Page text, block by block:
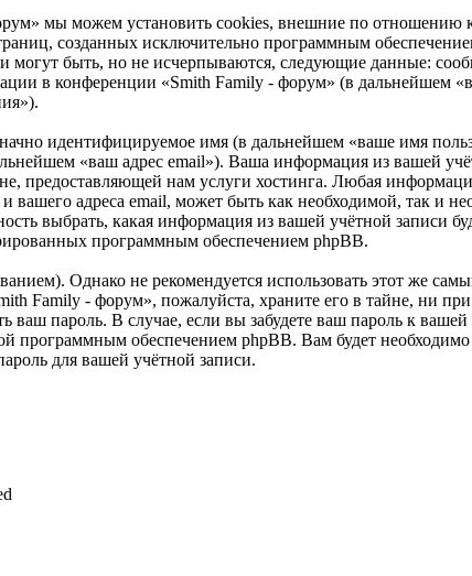
мы можем установить cookies, внешние по отношению
созданных исключительно программным
быть, но не исчерпываются, следующие данные:
в конференции «Smith Family - форум» (в дальнейшем
идентифицируемое имя (в дальнейшем «ваше имя
«ваш адрес email»). Ваша информация из вашей
предоставляющей нам услуги хостинга. Любая
адреса email, может быть как необходимой, так и
выбрать, какая информация из вашей учётной записи
программным обеспечением phpBB.
Однако не рекомендуется использовать этот же
Family - форум», пожалуйста, храните его в тайне, ни
ваш пароль. В случае, если вы забудете ваш пароль к
программным обеспечением phpBB. Вам будет
для вашей учётной записи.